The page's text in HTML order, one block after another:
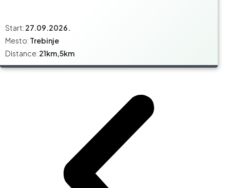
Start: 27.09.2026.
Mesto: Trebinje
Distance: 21km,5km